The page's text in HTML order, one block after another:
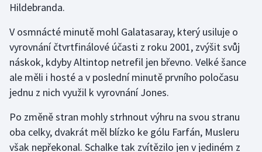
Hildebranda.
V osmnácté minutě mohl Galatasaray, který usiluje o
vyrovnání čtvrtfinálové účasti z roku 2001, zvýšit svůj
náskok, kdyby Altintop netrefil jen břevno. Velké šance
ale měli i hosté a v poslední minutě prvního poločasu
jednu z nich využil k vyrovnání Jones.
Po změně stran mohly strhnout výhru na svou stranu
oba celky, dvakrát měl blízko ke gólu Farfán, Musleru
však nepřekonal. Schalke tak zvítězilo jen v jediném z